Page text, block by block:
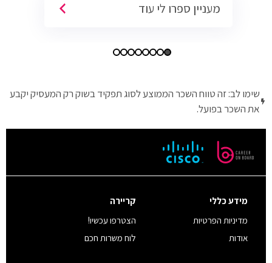
מעניין ספרו לי עוד
שימו לב: זה טווח השכר הממוצע לסוג תפקיד בשוק רק המעסיק יקבע
את השכר בפועל.
מידע כללי
מדיניות הפרטיות
אודות
קריירה
הצטרפו עכשיו!
לוח משרות חכם